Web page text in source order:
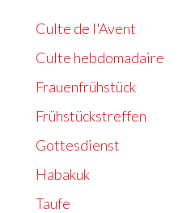
Culte de l'Avent
Culte hebdomadaire
Frauenfrühstück
Frühstückstreffen
Gottesdienst
Habakuk
Taufe